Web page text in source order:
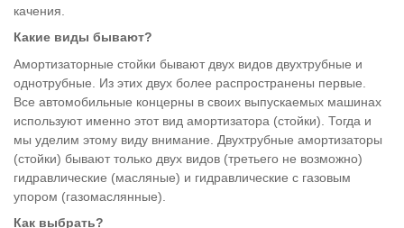
качения.
Какие виды бывают?
Амортизаторные стойки бывают двух видов двухтрубные и
однотрубные. Из этих двух более распространены первые.
Все автомобильные концерны в своих выпускаемых машинах
используют именно этот вид амортизатора (стойки). Тогда и
мы уделим этому виду внимание. Двухтрубные амортизаторы
(стойки) бывают только двух видов (третьего не возможно)
гидравлические (масляные) и гидравлические с газовым
упором (газомаслянные).
Как выбрать?